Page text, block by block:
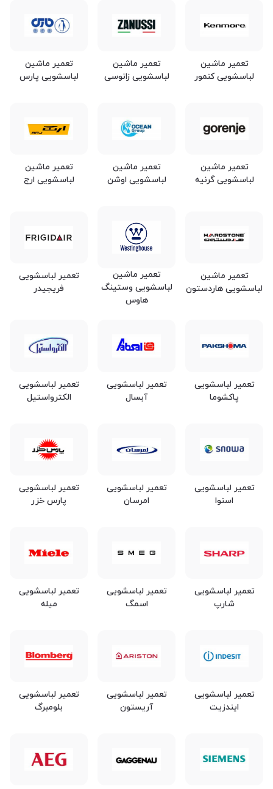
تعمیر ماشین
لباسشویی کنمور
تعمیر ماشین
لباسشویی زانوسی
تعمیر ماشین
لباسشویی پارس
تعمیر ماشین
لباسشویی گرنیه
تعمیر ماشین
لباسشویی اوشن
تعمیر ماشین
لباسشویی ارج
تعمیر ماشین
لباسشویی هاردستون
تعمیر ماشین
لباسشویی وستینگ
هاوس
تعمیر لباسشویی
فریجیدر
تعمیر لباسشویی
پاکشوما
تعمیر لباسشویی
آبسال
تعمیر لباسشویی
الکترواستیل
تعمیر لباسشویی
اسنوا
تعمیر لباسشویی
امرسان
تعمیر لباسشویی
پارس خزر
تعمیر لباسشویی
شارپ
تعمیر لباسشویی
اسمگ
تعمیر لباسشویی
میله
تعمیر لباسشویی
ایندزیت
تعمیر لباسشویی
آریستون
تعمیر لباسشویی
بلومبرگ